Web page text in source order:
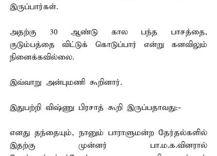
இருப்பார்கள்.
அதற்கு 30 ஆண்டு கால பந்த பாசத்தை,
குடும்பத்தை விட்டுக் கொடுப்பார் என்று கனவிலும்
நினைக்கவில்லை.
இவ்வாறு அன்புமணி கூறினார்.
இதுபற்றி விஷ்ணு பிரசாத் கூறி இருப்பதாவது:-
எனது தந்தையும், நானும் பாராளுமன்ற தேர்தல்களில்
இதற்கு முன்னர் பா.ம.க.வினரால்